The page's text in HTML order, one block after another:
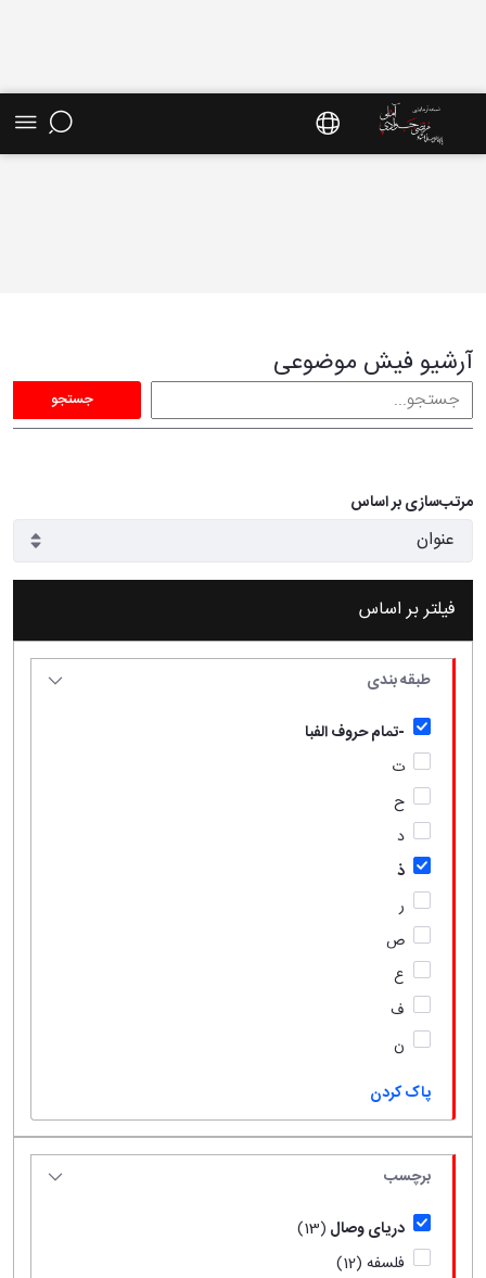
آرشیو فیش موضوعی
جستجو
مرتب‌سازی بر اساس
فیلتر بر اساس
طبقه بندی
-تمام حروف الفبا
ت
ح
د
ذ
ر
ص
ع
ف
ن
پاک کردن
برچسب
دریای وصال (13)
فلسفه (12)